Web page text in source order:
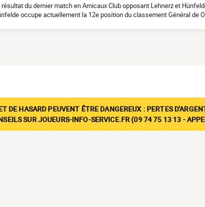
résultat du dernier match en Amicaux Club opposant Lehnerz et
occupe actuellement la 12e position du classement Général de
DE HASARD PEUVENT ÊTRE DANGEREUX : PERTES
SUR JOUEURS-INFO-SERVICE.FR (09 74 75 13 13 -